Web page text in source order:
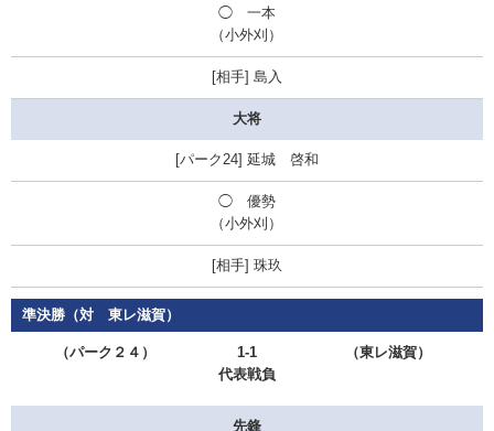
◯一本
（小外刈）
島入
大将
延城 啓和
◯優勢
（小外刈）
珠玖
準決勝（対 東レ滋賀）
（パーク２４）
1-1
代表戦負
（東レ滋賀）
先鋒